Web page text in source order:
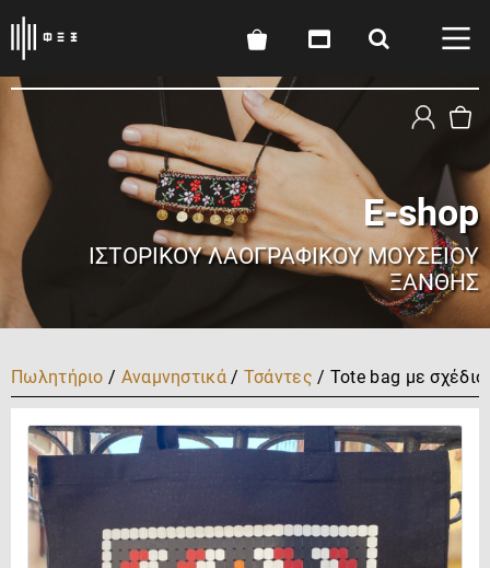
E-shop
ΙΣΤΟΡΙΚΟΎ ΛΑΟΓΡΑΦΙΚΟΎ ΜΟΥΣΕΊΟΥ
ΞΆΝΘΗΣ
Πωλητήριο / Αναμνηστικά/ Τσάντες / Tote bag με